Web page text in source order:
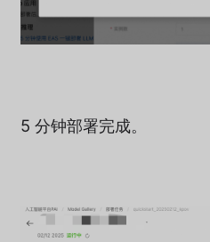
5 分钟部署完成。